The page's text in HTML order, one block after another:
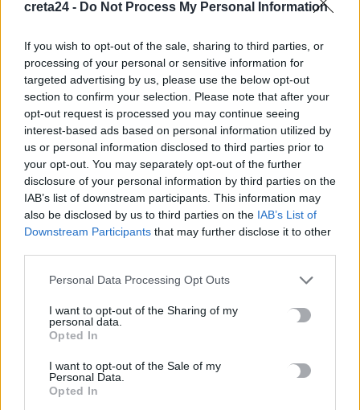
creta24 - Do Not Process My Personal Information
If you wish to opt-out of the sale, sharing to third parties, or
processing of your personal or sensitive information for
targeted advertising by us, please use the below opt-out
section to confirm your selection. Please note that after your
opt-out request is processed you may continue seeing
interest-based ads based on personal information utilized by
us or personal information disclosed to third parties prior to
your opt-out. You may separately opt-out of the further
disclosure of your personal information by third parties on the
IAB’s list of downstream participants. This information may
also be disclosed by us to third parties on the IAB’s List of
Downstream Participants that may further disclose it to other
Personal Data Processing Opt Outs
I want to opt-out of the Sharing of my
personal data.
Opted In
I want to opt-out of the Sale of my
Personal Data.
Opted In
7 Αυγούστου, 2026
Υπουργείο Μετανάστευσης: Σχεδόν 1 εκατ. ευρώ για σχολικές
υποδομές και δημόσιους χώρους στο Δήμο Χανίων και τον
Δήμο Καντάνου-Σελίνου
Απορρίπτει το Ιράν τη συμφωνία Σαουδικής Αραβίας,
Τουρκίας και Πακιστάν – «Είναι μόνο στα χαρτιά»
7 Αυγούστου, 2026
«Του χρόνου σχεδιάζουμε να επιστρέψουμε στην Κρήτη»: Τι
λένε τουρίστες και επιχειρηματίες που έφυγαν εξαιτίας της
Εφετείο «μπλοκάρει» το σχέδιο Τραμπ για κατασκευή
7 Αυγούστου, 2026